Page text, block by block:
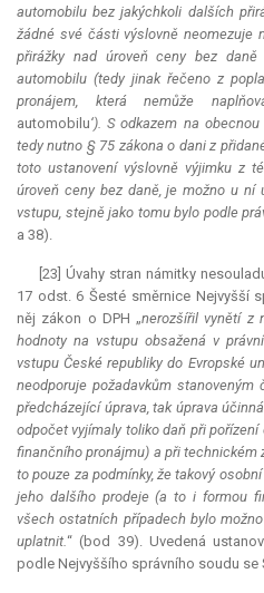
automobilu bez jakýchkoli dalších
žádné své části výslovně neomezuje
přirážky nad úroveň ceny bez
automobilu (tedy jinak řečeno z
pronájem, která nemůže
automobilu‘). S odkazem na
tedy nutno § 75 zákona o dani z
toto ustanovení výslovně výjimku z
úroveň ceny bez daně, je možno u ní
vstupu, stejně jako tomu bylo podle
a 38).
[23] Úvahy stran námitky
17 odst. 6 Šesté směrnice Nejvyšší
něj zákon o DPH „nerozšířil vynětí z
hodnoty na vstupu obsažená v
vstupu České republiky do Evropské
neodporuje požadavkům
předcházející úprava, tak úprava
odpočet vyjímaly toliko daň při
finančního pronájmu) a při technickém
to pouze za podmínky, že takový
jeho dalšího prodeje (a to i formou
všech ostatních případech bylo
uplatnit.“ (bod 39). Uvedená
podle Nejvyššího správního soudu se